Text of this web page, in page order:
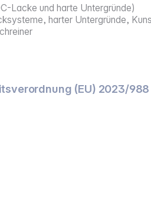
Lacke und harte Untergründe)
harter Untergründe,
(EU) 2023/988